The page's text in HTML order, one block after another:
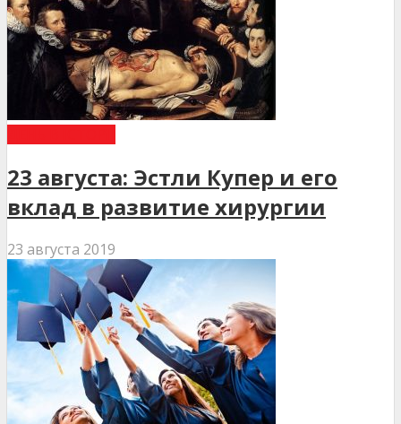
23 августа: Эстли Купер и его
вклад в развитие хирургии
23 августа 2019